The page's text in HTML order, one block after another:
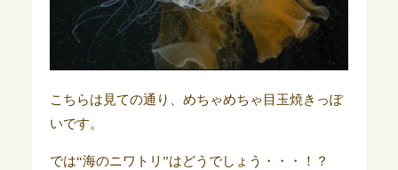
こちらは見ての通り、めちゃめちゃ目玉焼きっぽ
いです。
では“海のニワトリ”はどうでしょう・・・！？